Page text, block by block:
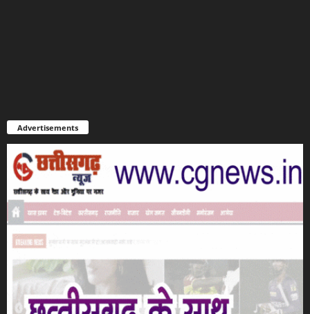
Advertisements